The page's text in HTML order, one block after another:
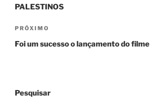
PALESTINOS
Próximo
post
PRÓXIMO
Foi um sucesso o lançamento do
Pesquisar